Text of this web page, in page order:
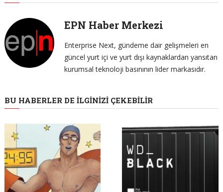
EPN Haber Merkezi
Enterprise Next, gündeme dair gelişmeleri en
güncel yurt içi ve yurt dışı kaynaklardan yansıtan
kurumsal teknoloji basınının lider markasıdır.
BU HABERLER DE İLGINIZI ÇEKEBILIR